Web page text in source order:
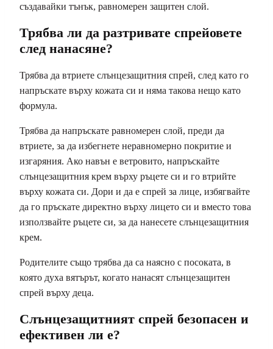
създавайки тънък, равномерен защитен слой.
Трябва ли да разтривате спрейовете
след нанасяне?
Трябва да втриете слънцезащитния спрей, след като го
напръскате върху кожата си и няма такова нещо като
формула.
Трябва да напръскате равномерен слой, преди да
втриете, за да избегнете неравномерно покритие и
изгаряния. Ако навън е ветровито, напръскайте
слънцезащитния крем върху ръцете си и го втрийте
върху кожата си. Дори и да е спрей за лице, избягвайте
да го пръскате директно върху лицето си и вместо това
използвайте ръцете си, за да нанесете слънцезащитния
крем.
Родителите също трябва да са наясно с посоката, в
която духа вятърът, когато нанасят слънцезащитен
спрей върху деца.
Слънцезащитният спрей безопасен и
ефективен ли е?